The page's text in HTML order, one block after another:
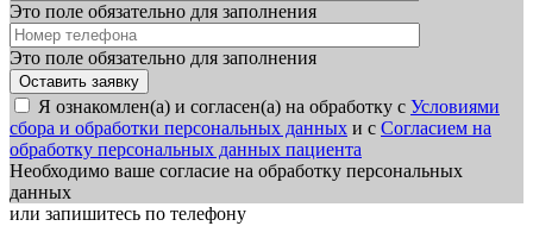
Это поле обязательно для заполнения
Это поле обязательно для заполнения
Я ознакомлен(а) и согласен(а) на обработку с Условиями
сбора и обработки персональных данных и с Согласием на
обработку персональных данных пациента
Необходимо ваше согласие на обработку персональных
данных
или запишитесь по телефону